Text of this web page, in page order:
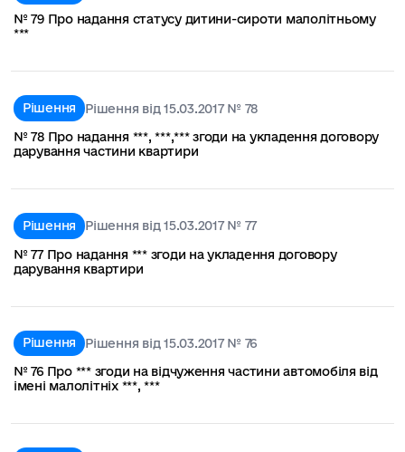
№ 79 Про надання статусу дитини-сироти малолітньому
***
Рішення
Рішення від 15.03.2017 № 78
№ 78 Про надання ***, ***,*** згоди на укладення договору
дарування частини квартири
Рішення
Рішення від 15.03.2017 № 77
№ 77 Про надання *** згоди на укладення договору
дарування квартири
Рішення
Рішення від 15.03.2017 № 76
№ 76 Про *** згоди на відчуження частини автомобіля від
імені малолітніх ***, ***